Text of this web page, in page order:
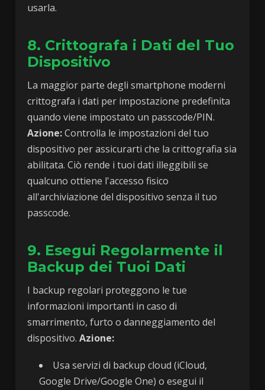
usarla.
8. Crittografa i Dati del Tuo
Dispositivo
La maggior parte degli smartphone moderni
crittografa i dati per impostazione predefinita
quando viene impostato un passcode/PIN.
Azione:Controlla le impostazioni del tuo
dispositivo per assicurarti che la crittografia sia
abilitata. Ciò rende i tuoi dati illeggibili se
qualcuno ottiene l'accesso fisico
all'archiviazione del dispositivo senza il tuo
passcode.
9. Esegui Regolarmente il
Backup dei Tuoi Dati
I backup regolari proteggono le tue
informazioni importanti in caso di
smarrimento, furto o danneggiamento del
dispositivo.Azione:
Usa servizi di backup cloud (iCloud,
Google Drive/Google One) o esegui il